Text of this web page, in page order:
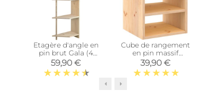
Etagère d'angle en
pin brut Gala (4
tablettes)
59,90 €
Cube de rangement
en pin massif
Dinamic (Tablette
intermédiaire)
39,90 €